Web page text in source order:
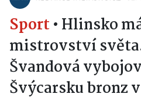
Sport • Hlinsko
mistrovství
Švandová
Švýcarsku bronz